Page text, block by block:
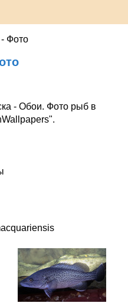
Фото
- Обои. Фото рыб в